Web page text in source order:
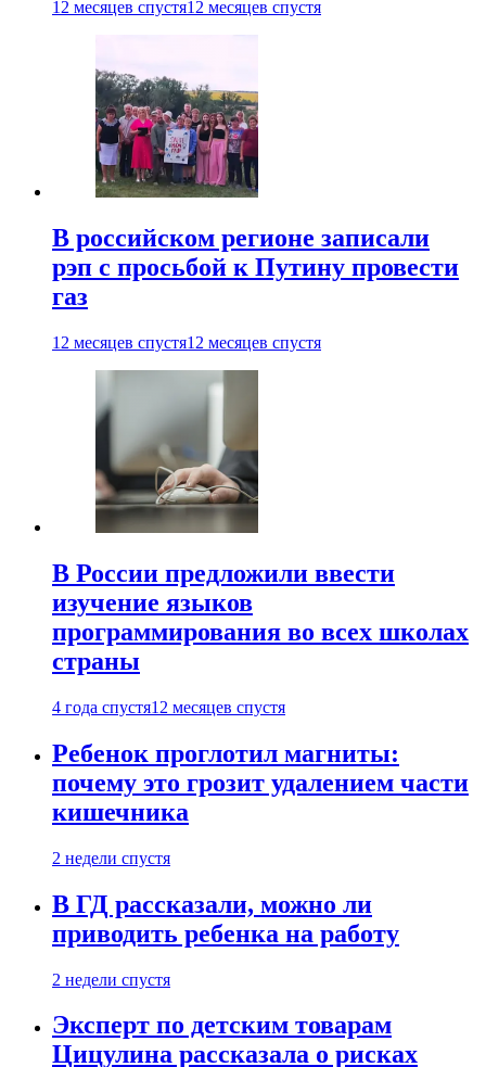
12 месяцев спустя12 месяцев спустя
В российском регионе записали
рэп с просьбой к Путину провести
газ
12 месяцев спустя12 месяцев спустя
В России предложили ввести
изучение языков
программирования во всех школах
страны
4 года спустя12 месяцев спустя
Ребенок проглотил магниты:
почему это грозит удалением части
кишечника
2 недели спустя
В ГД рассказали, можно ли
приводить ребенка на работу
2 недели спустя
Эксперт по детским товарам
Цицулина рассказала о рисках